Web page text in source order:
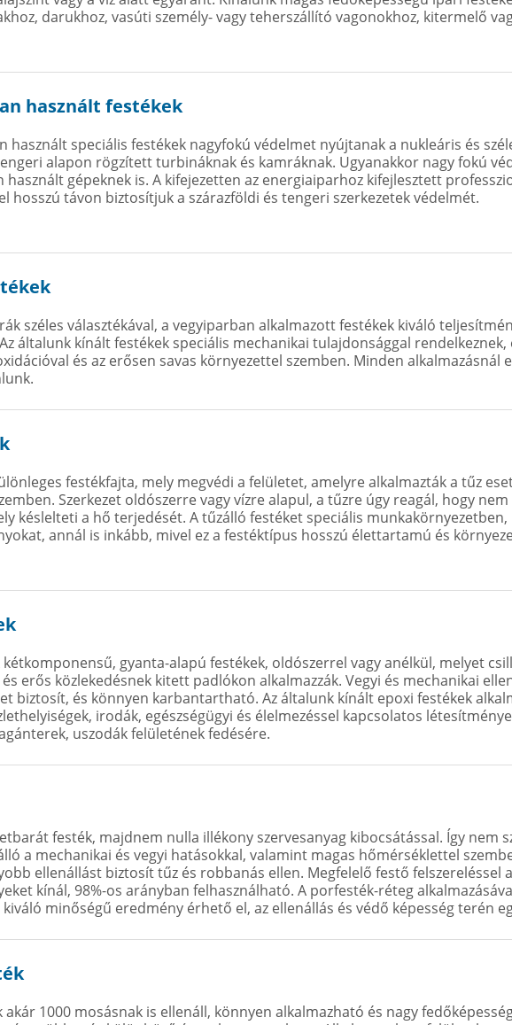
darukhoz, vasúti személy- vagy teherszállító vagonokhoz, kitermelő
használt festékek
használt speciális festékek nagyfokú védelmet nyújtanak a nukleáris és
alapon rögzített turbináknak és kamráknak. Ugyanakkor nagy fokú
használt gépeknek is. A kifejezetten az energiaiparhoz kifejlesztett
hosszú távon biztosítjuk a szárazföldi és tengeri szerkezetek védelmét.
széles választékával, a vegyiparban alkalmazott festékek kiváló
általunk kínált festékek speciális mechanikai tulajdonsággal rendelkeznek,
és az erősen savas környezettel szemben. Minden alkalmazásnál
festékfajta, mely megvédi a felületet, amelyre alkalmazták a tűz
Szerkezet oldószerre vagy vízre alapul, a tűzre úgy reagál, hogy
késlelteti a hő terjedését. A tűzálló festéket speciális
annál is inkább, mivel ez a festéktípus hosszú élettartamú és
kétkomponensű, gyanta-alapú festékek, oldószerrel vagy anélkül, melyet
erős közlekedésnek kitett padlókon alkalmazzák. Vegyi és mechanikai
biztosít, és könnyen karbantartható. Az általunk kínált epoxi festékek
irodák, egészségügyi és élelmezéssel kapcsolatos
uszodák felületének fedésére.
festék, majdnem nulla illékony szervesanyag kibocsátással. Így nem
a mechanikai és vegyi hatásokkal, valamint magas hőmérséklettel
ellenállást biztosít tűz és robbanás ellen. Megfelelő festő felszereléssel
kínál, 98%-os arányban felhasználható. A porfesték-réteg
minőségű eredmény érhető el, az ellenállás és védő képesség terén
1000 mosásnak is ellenáll, könnyen alkalmazható és nagy